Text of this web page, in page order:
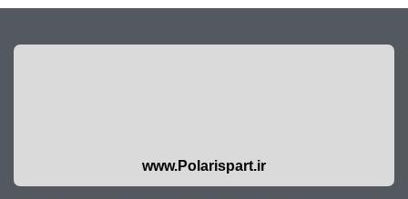
www.Polarispart.ir